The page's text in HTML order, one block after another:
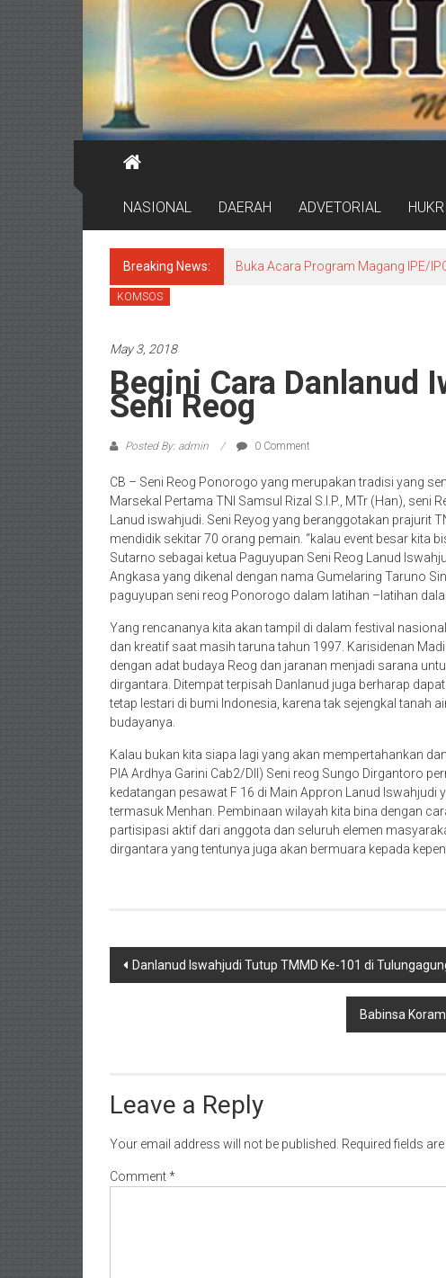
NASIONAL DAERAH ADVETORIAL
Breaking News: Buka Acara Program Magang IPE/
KOMSOS
May 3, 2018
Begini Cara Danlanud
Seni Reog
Posted By: admin 0 Comment
CB – Seni Reog Ponorogo yang merupakan tradisi yang
Marsekal Pertama TNI Samsul Rizal S.I.P., MTr (Han), seni
Lanud iswahjudi. Seni Reyog yang beranggotakan prajurit
mendidik sekitar 70 orang pemain. “kalau event besar kita
Sutarno sebagai ketua Paguyupan Seni Reog Lanud
Angkasa yang dikenal dengan nama Gumelaring Taruno
paguyupan seni reog Ponorogo dalam latihan –latihan
Yang rencananya kita akan tampil di dalam festival
dan kreatif saat masih taruna tahun 1997. Karisidenan
dengan adat budaya Reog dan jaranan menjadi sarana
dirgantara. Ditempat terpisah Danlanud juga berharap
tetap lestari di bumi Indonesia, karena tak sejengkal tanah
budayanya.
Kalau bukan kita siapa lagi yang akan mempertahankan
PIA Ardhya Garini Cab2/DII) Seni reog Sungo Dirgantoro
kedatangan pesawat F 16 di Main Appron Lanud
termasuk Menhan. Pembinaan wilayah kita bina dengan
partisipasi aktif dari anggota dan seluruh elemen
dirgantara yang tentunya juga akan bermuara kepada
Post
Danlanud Iswahjudi Tutup TMMD Ke-101 di
Babinsa
Leave a Reply
Your email address will not be published. Required fields
Comment*